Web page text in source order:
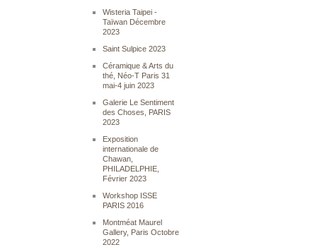
Wisteria Taipei -
Taïwan Décembre
2023
Saint Sulpice 2023
Céramique & Arts du
thé, Néo-T Paris 31
mai-4 juin 2023
Galerie Le Sentiment
des Choses, PARIS
2023
Exposition
internationale de
Chawan,
PHILADELPHIE,
Février 2023
Workshop ISSE
PARIS 2016
Montméat Maurel
Gallery, Paris Octobre
2022